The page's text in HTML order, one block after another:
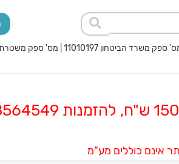
אינם כוללים מע"מ